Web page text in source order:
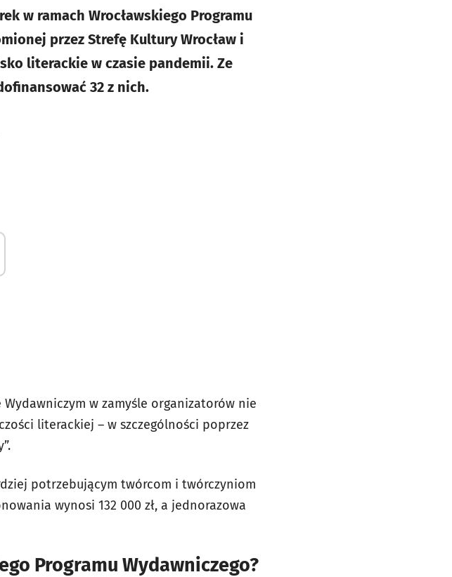
w ramach Wrocławskiego Programu
przez Strefę Kultury Wrocław i
literackie w czasie pandemii. Ze
32 z nich.
w zamyśle organizatorów nie
literackiej – w szczególności poprzez
potrzebującym twórcom i twórczyniom
wynosi 132 000 zł, a jednorazowa
Programu Wydawniczego?